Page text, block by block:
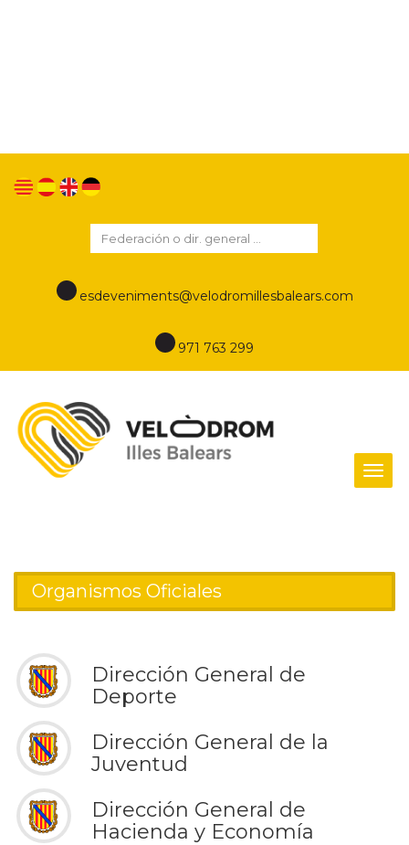
esdeveniments@velodromillesbalears.com
971 763 299
Organismos Oficiales
Dirección General de
Deporte
Dirección General de la
Juventud
Dirección General de
Hacienda y Economía